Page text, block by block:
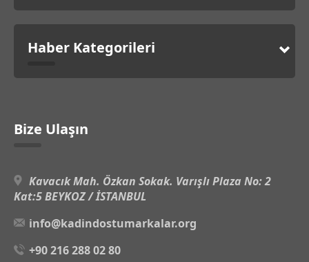
Haber Kategorileri
Bize Ulaşın
Kavacık Mah. Özkan Sokak. Varışlı Plaza No: 2
Kat:5 BEYKOZ / İSTANBUL
info@kadindostumarkalar.org
+90 216 288 02 80